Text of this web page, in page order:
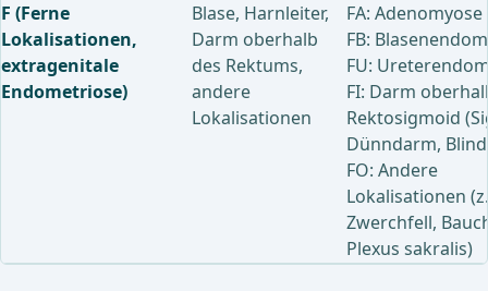
F (Ferne
Lokalisationen,
extragenitale
Endometriose)
Blase, Harnleiter,
Darm oberhalb
des Rektums,
andere
Lokalisationen
FA: Adenomyose
FB:
FU:
FI: Darm
Rektosigmoid
Dünndarm,
FO: Andere
Lokalisationen
Zwerchfell,
Plexus sakralis)